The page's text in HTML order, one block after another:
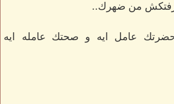
من ضهرك..
عامل ايه و صحتك عامله ايه